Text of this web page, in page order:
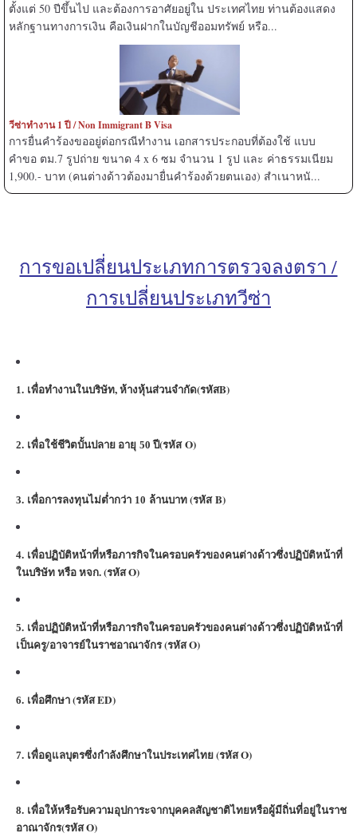
ตั้งแต่ 50 ปีขึ้นไป และต้องการอาศัยอยู่ใน ประเทศไทย ท่านต้องแสดง
หลักฐานทางการเงิน คือเงินฝากในบัญชีออมทรัพย์ หรือ...
วีซ่าทำงาน 1 ปี / Non Immigrant B Visa
การยื่นคำร้องขออยู่ต่อกรณีทำงาน เอกสารประกอบที่ต้องใช้ แบบ
คำขอ ตม.7 รูปถ่าย ขนาด 4 x 6 ซม จำนวน 1 รูป และ ค่าธรรมเนียม
1,900.- บาท (คนต่างด้าวต้องมายื่นคำร้องด้วยตนเอง) สำเนาหนั...
การขอเปลี่ยนประเภทการตรวจลงตรา /
การเปลี่ยนประเภทวีซ่า
1. เพื่อทำงานในบริษัท, ห้างหุ้นส่วนจำกัด(รหัสB)
2. เพื่อใช้ชีวิตบั้นปลาย อายุ 50 ปี(รหัส O)
3. เพื่อการลงทุนไม่ต่ำกว่า 10 ล้านบาท (รหัส B)
4. เพื่อปฏิบัติหน้าที่หรือภารกิจในครอบครัวของคนต่างด้าวซึ่งปฏิบัติหน้าที่
ในบริษัท หรือ หจก. (รหัส O)
5. เพื่อปฏิบัติหน้าที่หรือภารกิจในครอบครัวของคนต่างด้าวซึ่งปฏิบัติหน้าที่
เป็นครู/อาจารย์ในราชอาณาจักร (รหัส O)
6. เพื่อศึกษา (รหัส ED)
7. เพื่อดูแลบุตรซึ่งกำลังศึกษาในประเทศไทย (รหัส O)
8. เพื่อให้หรือรับความอุปการะจากบุคคลสัญชาติไทยหรือผู้มีถิ่นที่อยู่ในราช
อาณาจักร(รหัส O)